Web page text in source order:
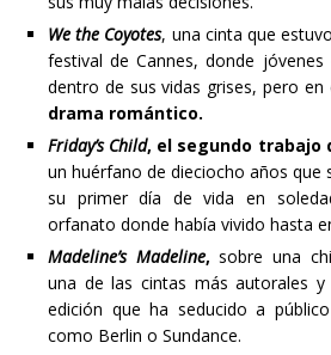
We the Coyotes, una cinta que
festival de Cannes, donde
dentro de sus vidas grises, pero en
drama romántico.
Friday’s Child, el segundo trabajo
un huérfano de dieciocho años que
su primer día de vida en
orfanato donde había vivido hasta
Madeline’s Madeline,sobre una
una de las cintas más autorales
edición que ha seducido a
como Berlin o Sundance.